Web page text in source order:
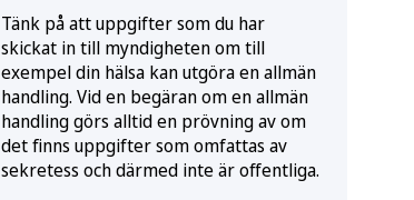
Tänk på att uppgifter som du har
skickat in till myndigheten om till
exempel din hälsa kan utgöra en allmän
handling. Vid en begäran om en allmän
handling görs alltid en prövning av om
det finns uppgifter som omfattas av
sekretess och därmed inte är offentliga.